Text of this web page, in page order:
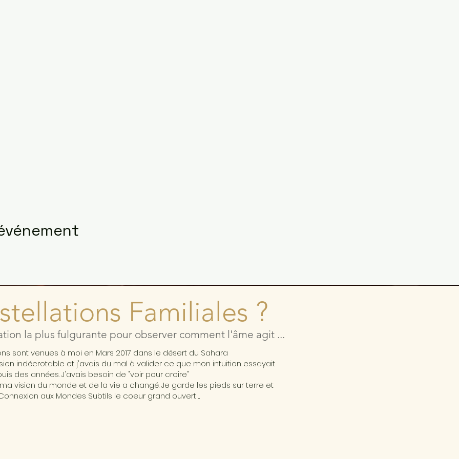
Familiales ?
la plus fulgurante pour observer comment l'âme agit ...
sont venues à moi en Mars 2017 dans le désert du Sahara
indécrotable et j'avais du mal à valider ce que mon intuition essayait
des années. J'avais besoin de "voir pour croire"
vision du monde et de la vie a changé. Je garde les pieds sur terre et
aux Mondes Subtils le coeur grand ouvert ...